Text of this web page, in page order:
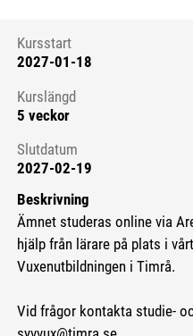
Kursstart 6271960
Kursstart
2027-01-18
Kurslängd
5 veckor
Slutdatum
2027-02-19
Beskrivning
Ämnet studeras online via
hjälp från lärare på plats i
Vuxenutbildningen i Timrå.
Vid frågor kontakta studie-